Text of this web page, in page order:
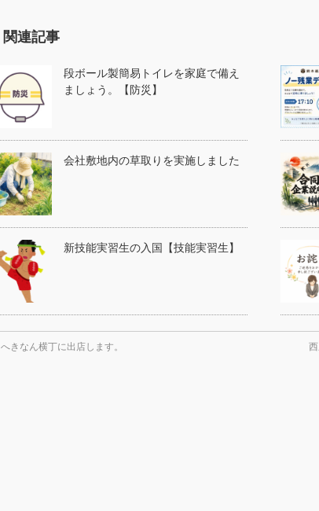
関連記事
段ボール製簡易トイレを家庭で備え
ましょう。【防災】
会社敷地内の草取りを実施しました
新技能実習生の入国【技能実習生】
へきなん横丁に出店します。